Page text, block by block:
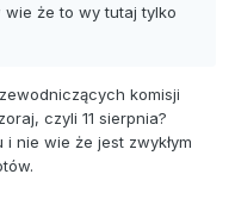
że to wy tutaj tylko
komisji
czyli 11 sierpnia?
nie wie że jest zwykłym